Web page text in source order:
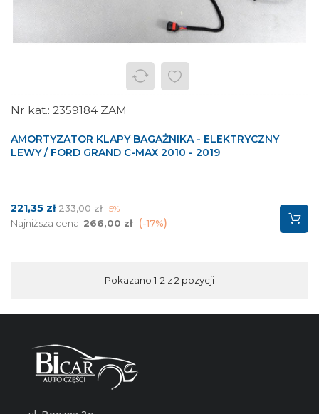
2359184 ZAM
AMORTYZATOR KLAPY BAGAŻNIKA - ELEKTRYCZNY
LEWY / FORD GRAND C-MAX 2010 - 2019
Cena
221,35 zł Cena
podstawowa
233,00 zł -5%
Najniższa cena: 266,00 zł -17%
Pokazano 1-2 z 2 pozycji